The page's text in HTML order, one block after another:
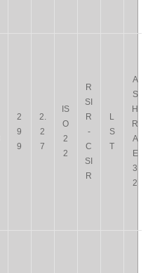
2
9
9
2.
2
7
IS
O
2
2
R
SI
R
-
C
SI
R
L
S
T
A
S
H
R
A
E
3
2